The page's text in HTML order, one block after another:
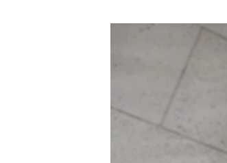
КРЫМ.НЕПОКОРЕННЫЙ